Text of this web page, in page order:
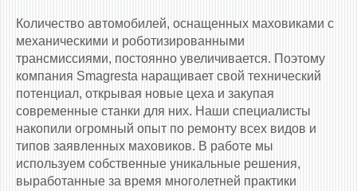
Количество автомобилей, оснащенных маховиками c
механическими и роботизированными
трансмиссиями, постоянно увеличивается. Поэтому
компания Smagresta наращивает свой технический
потенциал, открывая новые цеха и закупая
современные станки для них. Наши специалисты
накопили огромный опыт по ремонту всех видов и
типов заявленных маховиков. В работе мы
используем собственные уникальные решения,
выработанные за время многолетней практики